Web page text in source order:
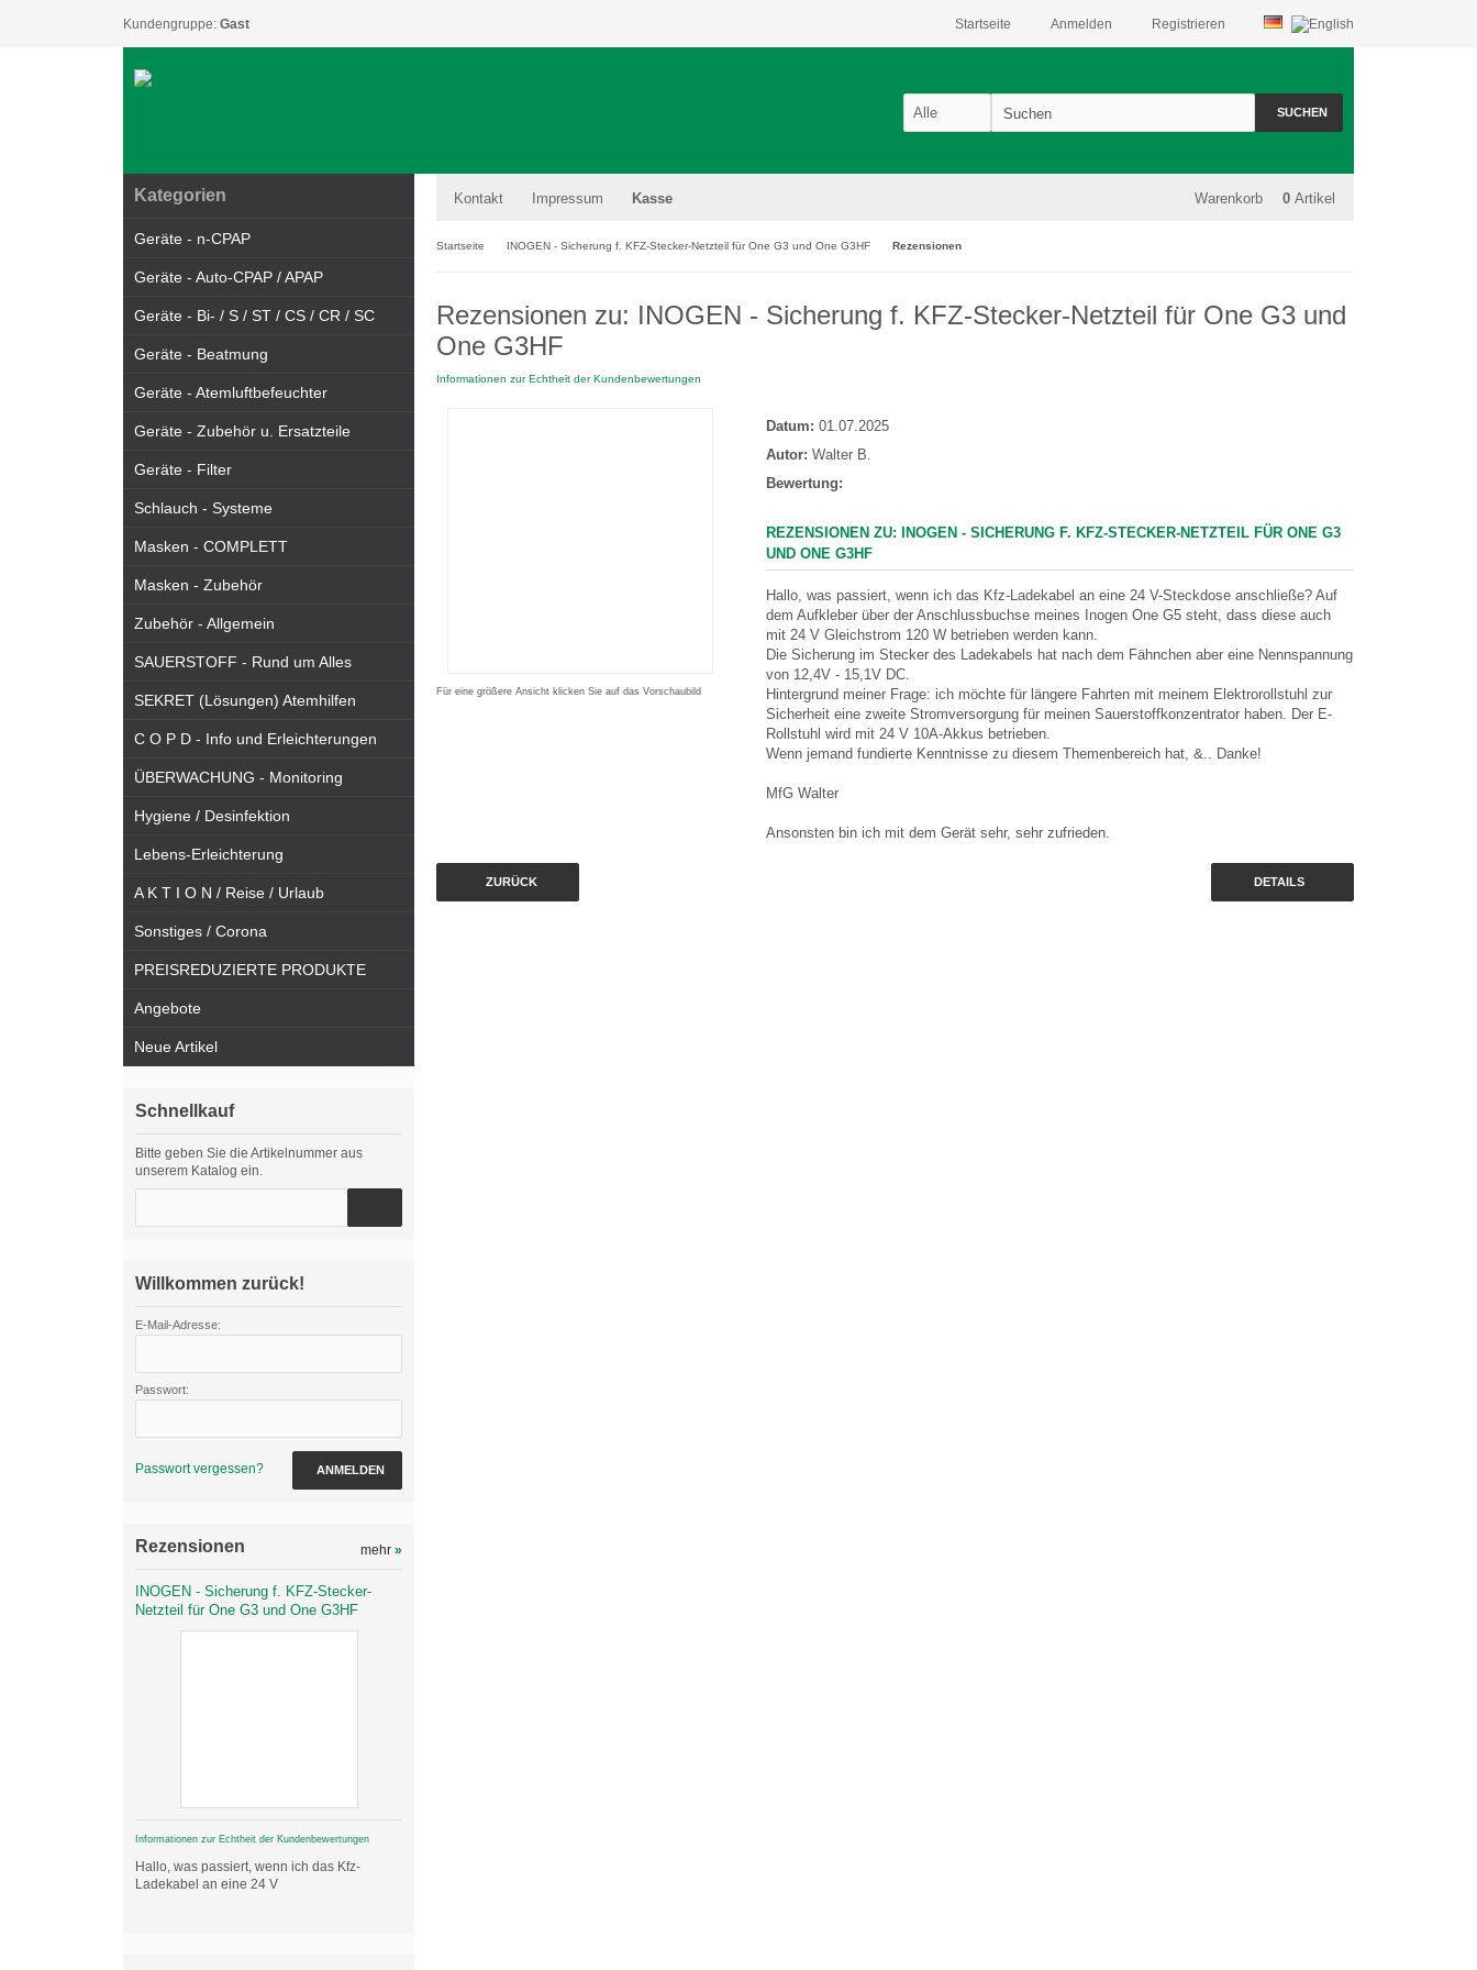
Kundengruppe: Gast Registrieren
Anmelden
Startseite
SUCHEN
Kontakt Impressum Kasse Warenkorb 0 Artikel
Startseite INOGEN - Sicherung f. KFZ-Stecker-Netzteil für One G3 und One G3HF Rezensionen
Rezensionen zu: INOGEN - Sicherung f. KFZ-Stecker-Netzteil für One G3 und
One G3HF
Informationen zur Echtheit der Kundenbewertungen
Für eine größere Ansicht klicken Sie auf das Vorschaubild
Datum: 01.07.2025
Autor: Walter B.
Bewertung:
REZENSIONEN ZU: INOGEN - SICHERUNG F. KFZ-STECKER-NETZTEIL FÜR ONE G3
UND ONE G3HF
Hallo, was passiert, wenn ich das Kfz-Ladekabel an eine 24 V-Steckdose anschließe? Auf
dem Aufkleber über der Anschlussbuchse meines Inogen One G5 steht, dass diese auch
mit 24 V Gleichstrom 120 W betrieben werden kann.
Die Sicherung im Stecker des Ladekabels hat nach dem Fähnchen aber eine Nennspannung
von 12,4V - 15,1V DC.
Hintergrund meiner Frage: ich möchte für längere Fahrten mit meinem Elektrorollstuhl zur
Sicherheit eine zweite Stromversorgung für meinen Sauerstoffkonzentrator haben. Der E-
Rollstuhl wird mit 24 V 10A-Akkus betrieben.
Wenn jemand fundierte Kenntnisse zu diesem Themenbereich hat, &.. Danke!
MfG Walter
Ansonsten bin ich mit dem Gerät sehr, sehr zufrieden.
ZURÜCK DETAILS
Kategorien
Geräte - n-CPAP
Geräte - Auto-CPAP / APAP
Geräte - Bi- / S / ST / CS / CR / SC
Geräte - Beatmung
Geräte - Atemluftbefeuchter
Geräte - Zubehör u. Ersatzteile
Geräte - Filter
Schlauch - Systeme
Masken - COMPLETT
Masken - Zubehör
Zubehör - Allgemein
SAUERSTOFF - Rund um Alles
SEKRET (Lösungen) Atemhilfen
C O P D - Info und Erleichterungen
ÜBERWACHUNG - Monitoring
Hygiene / Desinfektion
Lebens-Erleichterung
A K T I O N / Reise / Urlaub
Sonstiges / Corona
PREISREDUZIERTE PRODUKTE
Angebote
Neue Artikel
Schnellkauf
Bitte geben Sie die Artikelnummer aus
unserem Katalog ein.
Willkommen zurück!
E-Mail-Adresse:
Passwort:
Passwort vergessen? ANMELDEN
Rezensionen mehr »
INOGEN - Sicherung f. KFZ-Stecker-
Netzteil für One G3 und One G3HF
Informationen zur Echtheit der Kundenbewertungen
Hallo, was passiert, wenn ich das Kfz-
Ladekabel an eine 24 V